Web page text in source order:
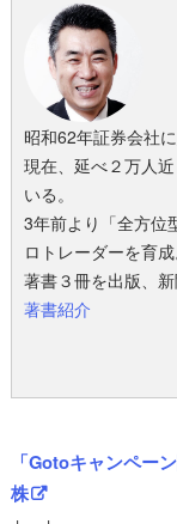
昭和62年証券会社
現在、延べ２万人
いる。
3年前より「全方位
ロトレーダーを育成
著書３冊を出版、
著書紹介
「Gotoキャンペー
株